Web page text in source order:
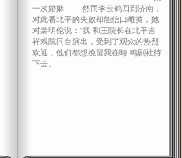
一次婚姻 然而李云鹤回到济南，
对此番北平的失败却能信口雌黄，她
对裴明伦说：“我 和王院长在北平吉
祥戏院同台演出，受到了观众的热烈
欢迎，他们都想挽留我在晦 鸣剧社待
下去。